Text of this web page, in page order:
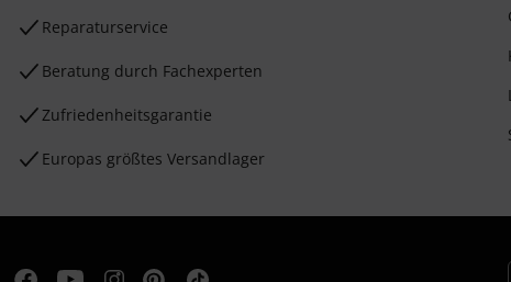
Reparaturservice
Beratung durch Fachexperten
Zufriedenheitsgarantie
Europas größtes Versandlager